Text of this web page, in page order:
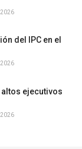
2026
del IPC en el
2026
ejecutivos
2026